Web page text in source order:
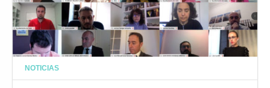
NOTICIAS